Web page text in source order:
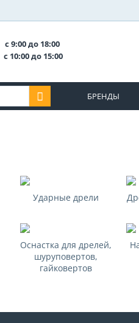
с 9:00 до 18:00
с 10:00 до 15:00
БРЕНДЫ
Ударные дрели
Оснастка для дрелей,
шуруповертов,
гайковертов